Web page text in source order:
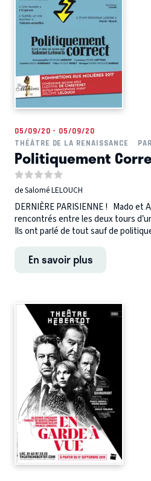
05/09/20 - 05/09/20
THÉÂTRE DE LA RENAISSANCE
Politiquement
de Salomé LELOUCH
DERNIÈRE PARISIENNE ! Mado et
rencontrés entre les deux tours
Ils ont parlé de tout sauf de
En savoir plus